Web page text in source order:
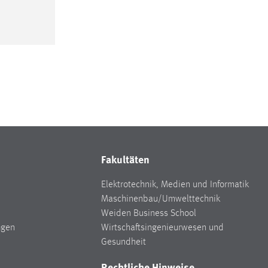
Fakultäten
Elektrotechnik, Medien und Informatik
Maschinenbau/Umwelttechnik
Weiden Business School
Wirtschaftsingenieurwesen und
Gesundheit